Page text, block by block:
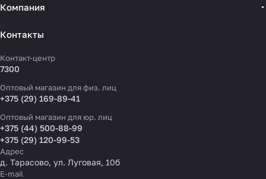
Компания
Контакты
Контакт-центр
7300
Оптовый магазин для физ. лиц
+375 (29) 169-89-41
Оптовый магазин для юр. лиц
+375 (44) 500-88-99
+375 (29) 120-99-53
Адрес
д. Тарасово, ул. Луговая, 10б
E-mail